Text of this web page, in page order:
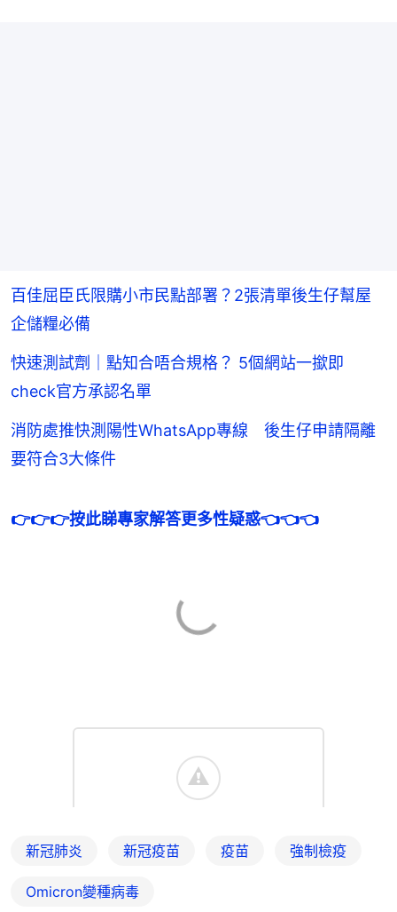
百佳屈臣氏限購小市民點部署？2張清單後生仔幫屋
企儲糧必備
快速測試劑｜點知合唔合規格？ 5個網站一撳即
check官方承認名單
消防處推快測陽性WhatsApp專線 後生仔申請隔離
要符合3大條件
👉👉👉按此睇專家解答更多性疑惑👈👈👈
新冠肺炎 新冠疫苗 疫苗 強制檢疫
Omicron變種病毒